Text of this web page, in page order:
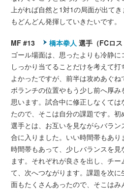
上がれば自然と1対1の局面が出て
もどんどん発揮していきたいです。
MF #13 橋本拳人 選手（FCロス
ゴール場面は、思ったよりも冷静に
しっかり当てることだけを考えて
よかったですが、前半は攻めあぐね
ボランチの位置やもう少し前へ厚み
思います。試合中に修正しなくて
たので、そこは自分の課題です。
選手とは、お互いを見ながらバラ
合に入りました。いい時間帯もあ
時間帯もあって、少しバランスを
ます。それぞれが良さを出し、チ
て、次へつながります。課題を次
面もたくさんあったので、そこは